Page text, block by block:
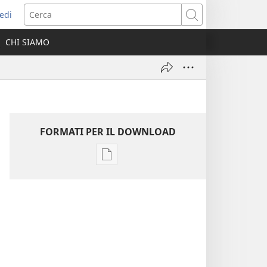
Cerca
CHI SIAMO
FORMATI PER IL DOWNLOAD
Opzioni